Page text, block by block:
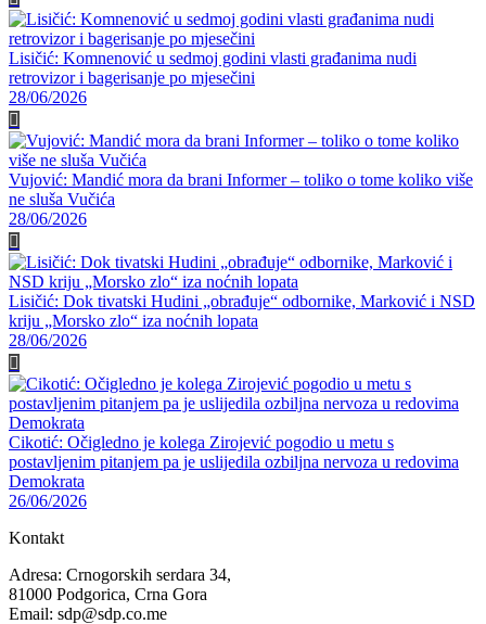
Lisičić: Komnenović u sedmoj godini vlasti građanima nudi
retrovizor i bagerisanje po mjesečini
28/06/2026
Vujović: Mandić mora da brani Informer – toliko o tome koliko više
ne sluša Vučića
28/06/2026
Lisičić: Dok tivatski Hudini „obrađuje“ odbornike, Marković i NSD
kriju „Morsko zlo“ iza noćnih lopata
28/06/2026
Cikotić: Očigledno je kolega Zirojević pogodio u metu s
postavljenim pitanjem pa je uslijedila ozbiljna nervoza u redovima
Demokrata
26/06/2026
Kontakt
Adresa: Crnogorskih serdara 34,
81000 Podgorica, Crna Gora
Email: sdp@sdp.co.me